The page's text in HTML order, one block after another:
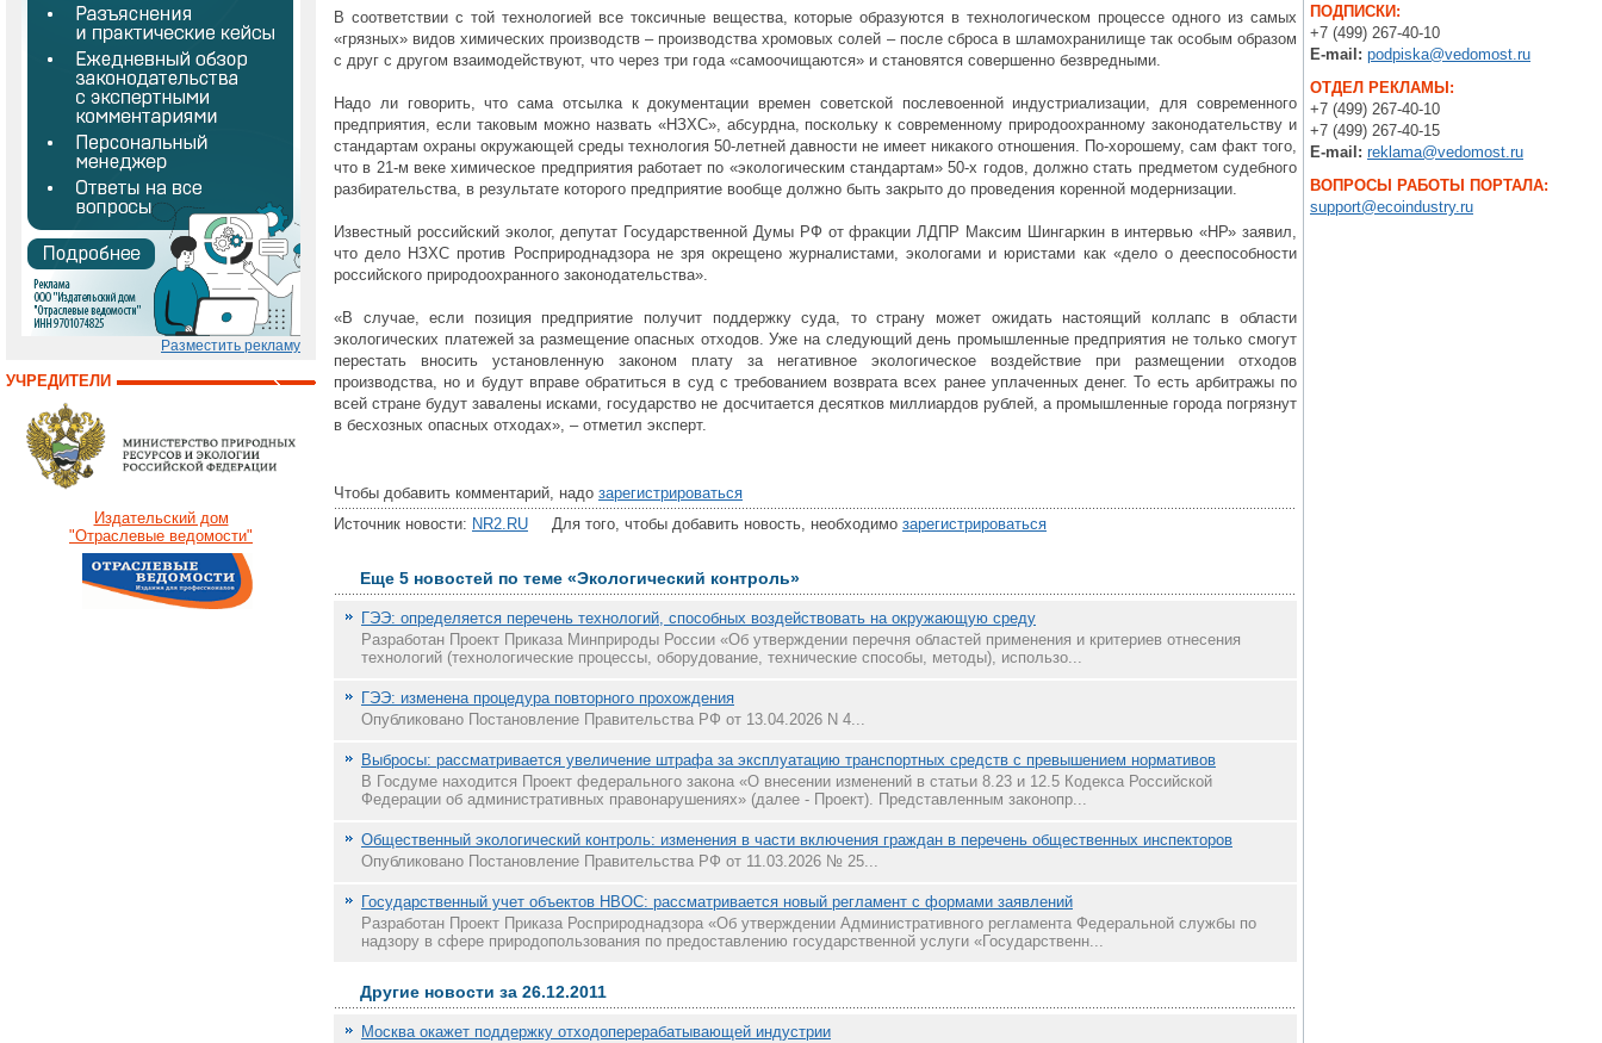
Разместить рекламу
УЧРЕДИТЕЛИ
Издательский дом
"Отраслевые ведомости"
В соответствии с той технологией все токсичные вещества, которые образуются в технологическом процессе одного из самых
«грязных» видов химических производств – производства хромовых солей – после сброса в шламохранилище так особым образом
с друг с другом взаимодействуют, что через три года «самоочищаются» и становятся совершенно безвредными.
Надо ли говорить, что сама отсылка к документации времен советской послевоенной индустриализации, для современного
предприятия, если таковым можно назвать «НЗХС», абсурдна, поскольку к современному природоохранному законодательству и
стандартам охраны окружающей среды технология 50-летней давности не имеет никакого отношения. По-хорошему, сам факт того,
что в 21-м веке химическое предприятия работает по «экологическим стандартам» 50-х годов, должно стать предметом судебного
разбирательства, в результате которого предприятие вообще должно быть закрыто до проведения коренной модернизации.
Известный российский эколог, депутат Государственной Думы РФ от фракции ЛДПР Максим Шингаркин в интервью «НР» заявил,
что дело НЗХС против Росприроднадзора не зря окрещено журналистами, экологами и юристами как «дело о дееспособности
российского природоохранного законодательства».
«В случае, если позиция предприятие получит поддержку суда, то страну может ожидать настоящий коллапс в области
экологических платежей за размещение опасных отходов. Уже на следующий день промышленные предприятия не только смогут
перестать вносить установленную законом плату за негативное экологическое воздействие при размещении отходов
производства, но и будут вправе обратиться в суд с требованием возврата всех ранее уплаченных денег. То есть арбитражы по
всей стране будут завалены исками, государство не досчитается десятков миллиардов рублей, а промышленные города погрязнут
в бесхозных опасных отходах», – отметил эксперт.
Чтобы добавить комментарий, надо зарегистрироваться
Источник новости: NR2.RU Для того, чтобы добавить новость, необходимо зарегистрироваться
Еще 5 новостей по теме «Экологический контроль»
ГЭЭ: определяется перечень технологий, способных воздействовать на окружающую среду
Разработан Проект Приказа Минприроды России «Об утверждении перечня областей применения и критериев отнесения
технологий (технологические процессы, оборудование, технические способы, методы), использо...
ГЭЭ: изменена процедура повторного прохождения
Опубликовано Постановление Правительства РФ от 13.04.2026 N 4...
Выбросы: рассматривается увеличение штрафа за эксплуатацию транспортных средств с превышением нормативов
В Госдуме находится Проект федерального закона «О внесении изменений в статьи 8.23 и 12.5 Кодекса Российской
Федерации об административных правонарушениях» (далее - Проект). Представленным законопр...
Общественный экологический контроль: изменения в части включения граждан в перечень общественных инспекторов
Опубликовано Постановление Правительства РФ от 11.03.2026 № 25...
Государственный учет объектов НВОС: рассматривается новый регламент с формами заявлений
Разработан Проект Приказа Росприроднадзора «Об утверждении Административного регламента Федеральной службы по
надзору в сфере природопользования по предоставлению государственной услуги «Государственн...
Другие новости за 26.12.2011
Москва окажет поддержку отходоперерабатывающей индустрии
ПОДПИСКИ:
+7 (499) 267-40-10
E-mail: podpiska@vedomost.ru
ОТДЕЛ РЕКЛАМЫ:
+7 (499) 267-40-10
+7 (499) 267-40-15
E-mail: reklama@vedomost.ru
ВОПРОСЫ РАБОТЫ ПОРТАЛА:
support@ecoindustry.ru